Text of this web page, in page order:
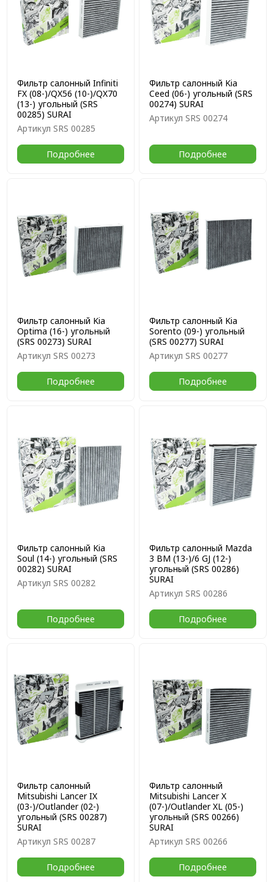
Фильтр салонный Infiniti
FX (08-)/QX56 (10-)/QX70
(13-) угольный (SRS
00285) SURAI
Артикул SRS 00285
Подробнее
Фильтр салонный Kia
Ceed (06-) угольный (SRS
00274) SURAI
Артикул SRS 00274
Подробнее
Фильтр салонный Kia
Optima (16-) угольный
(SRS 00273) SURAI
Артикул SRS 00273
Подробнее
Фильтр салонный Kia
Sorento (09-) угольный
(SRS 00277) SURAI
Артикул SRS 00277
Подробнее
Фильтр салонный Kia
Soul (14-) угольный (SRS
00282) SURAI
Артикул SRS 00282
Подробнее
Фильтр салонный Mazda
3 BM (13-)/6 GJ (12-)
угольный (SRS 00286)
SURAI
Артикул SRS 00286
Подробнее
Фильтр салонный
Mitsubishi Lancer IX
(03-)/Outlander (02-)
угольный (SRS 00287)
SURAI
Артикул SRS 00287
Подробнее
Фильтр салонный
Mitsubishi Lancer X
(07-)/Outlander XL (05-)
угольный (SRS 00266)
SURAI
Артикул SRS 00266
Подробнее